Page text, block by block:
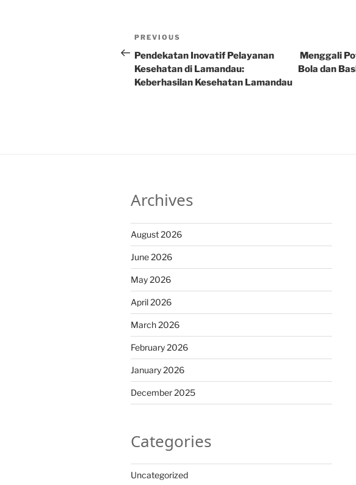
Post
navigation
Previous
Post
PREVIOUS
Pendekatan Inovatif Pelayanan
Kesehatan di Lamandau:
Keberhasilan Kesehatan Lamandau
Menggali
Bola dan
Archives
August 2026
June 2026
May 2026
April 2026
March 2026
February 2026
January 2026
December 2025
Categories
Uncategorized